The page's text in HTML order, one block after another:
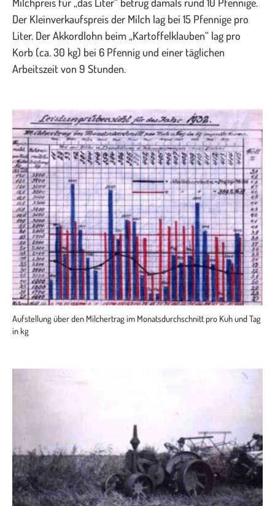
Der Kleinverkaufspreis der Milch lag bei 15 Pfennige pro
Liter. Der Akkordlohn beim „Kartoffelklauben“ lag pro
Korb (ca. 30 kg) bei 6 Pfennig und einer täglichen
Arbeitszeit von 9 Stunden.
Aufstellung über den Milchertrag im Monatsdurchschnitt pro Kuh und Tag
in kg